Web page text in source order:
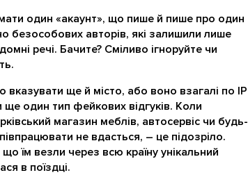
один «акаунт», що пише й пише про один
безособових авторів, які залишили лише
речі. Бачите? Сміливо ігноруйте чи
ще й місто, або воно взагалі по IP
один тип фейкових відгуків. Коли
магазин меблів, автосервіс чи будь-
не вдасться, – це підозріло.
їм везли через всю країну унікальний
в поїздці.